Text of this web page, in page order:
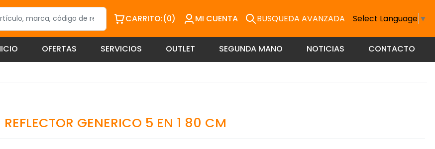
CARRITO:(0) MI CUENTA BUSQUEDA AVANZADA Select Language ▼
OFERTAS SERVICIOS OUTLET SEGUNDA MANO NOTICIAS CONTACTO
REFLECTOR GENERICO 5 EN 1 80 CM